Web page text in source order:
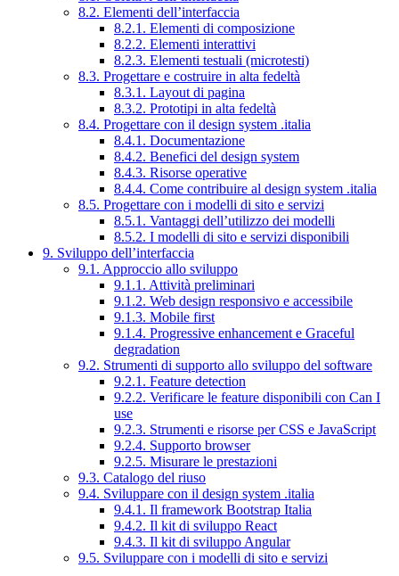
8.2. Elementi dell’interfaccia
8.2.1. Elementi di composizione
8.2.2. Elementi interattivi
8.2.3. Elementi testuali (microtesti)
8.3. Progettare e costruire in alta fedeltà
8.3.1. Layout di pagina
8.3.2. Prototipi in alta fedeltà
8.4. Progettare con il design system .italia
8.4.1. Documentazione
8.4.2. Benefici del design system
8.4.3. Risorse operative
8.4.4. Come contribuire al design system .italia
8.5. Progettare con i modelli di sito e servizi
8.5.1. Vantaggi dell’utilizzo dei modelli
8.5.2. I modelli di sito e servizi disponibili
9. Sviluppo dell’interfaccia
9.1. Approccio allo sviluppo
9.1.1. Attività preliminari
9.1.2. Web design responsivo e accessibile
9.1.3. Mobile first
9.1.4. Progressive enhancement e Graceful
degradation
9.2. Strumenti di supporto allo sviluppo del software
9.2.1. Feature detection
9.2.2. Verificare le feature disponibili con Can I
use
9.2.3. Strumenti e risorse per CSS e JavaScript
9.2.4. Supporto browser
9.2.5. Misurare le prestazioni
9.3. Catalogo del riuso
9.4. Sviluppare con il design system .italia
9.4.1. Il framework Bootstrap Italia
9.4.2. Il kit di sviluppo React
9.4.3. Il kit di sviluppo Angular
9.5. Sviluppare con i modelli di sito e servizi